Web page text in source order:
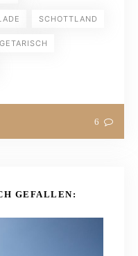
SCHOTTLAND
6
GEFALLEN: